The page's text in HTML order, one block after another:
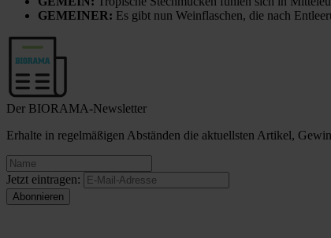
GEMEINER: Es gibt nun Weinflaschen, die nach
Der BIORAMA-Newsletter
Erhalte in regelmäßigen Abständen die aktuellsten Artikel,
Jetzt eintragen: